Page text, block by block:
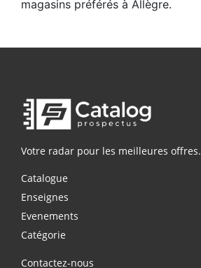
magasins préférés à Allègre.
Votre radar pour les meilleures offres.
Catalogue
Enseignes
Evenements
Catégorie
Contactez-nous